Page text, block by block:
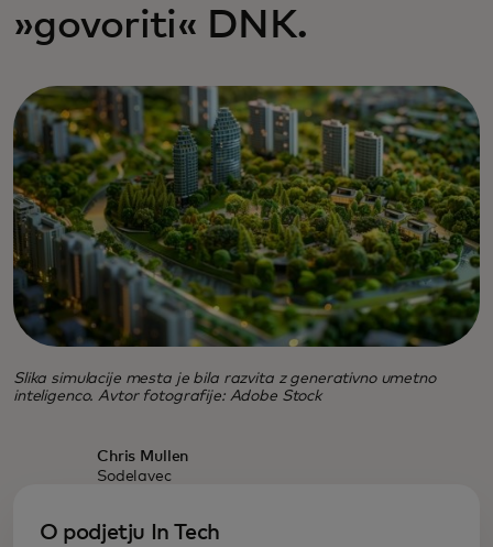
»govoriti« DNK.
Slika simulacije mesta je bila razvita z generativno umetno
inteligenco. Avtor fotografije: Adobe Stock
Chris Mullen
Sodelavec
O podjetju In Tech